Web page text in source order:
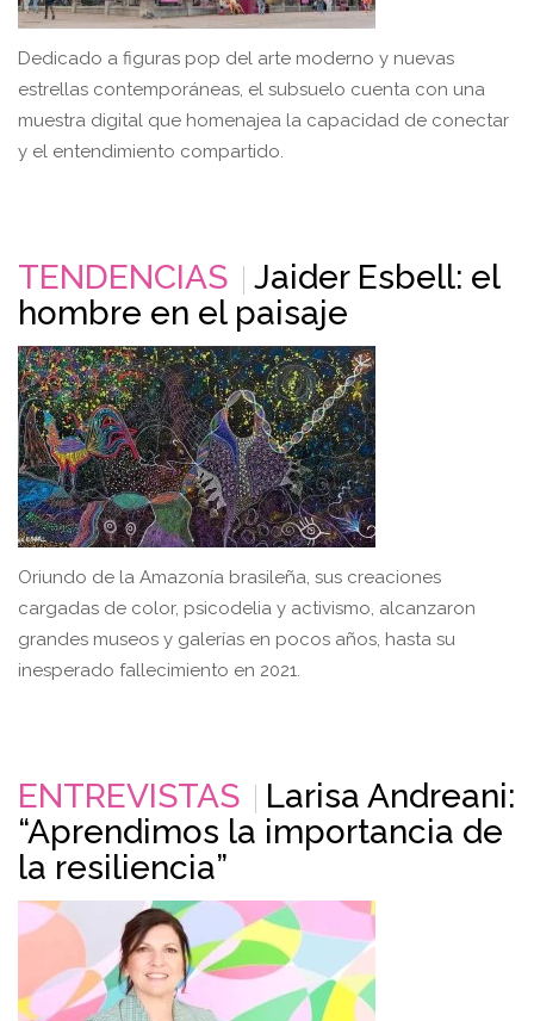
Dedicado a figuras pop del arte moderno y nuevas
estrellas contemporáneas, el subsuelo cuenta con una
muestra digital que homenajea la capacidad de conectar
y el entendimiento compartido.
TENDENCIAS
Jaider Esbell: el
hombre en el paisaje
Oriundo de la Amazonía brasileña, sus creaciones
cargadas de color, psicodelia y activismo, alcanzaron
grandes museos y galerías en pocos años, hasta su
inesperado fallecimiento en 2021.
ENTREVISTAS
Larisa Andreani:
“Aprendimos la importancia de
la resiliencia”